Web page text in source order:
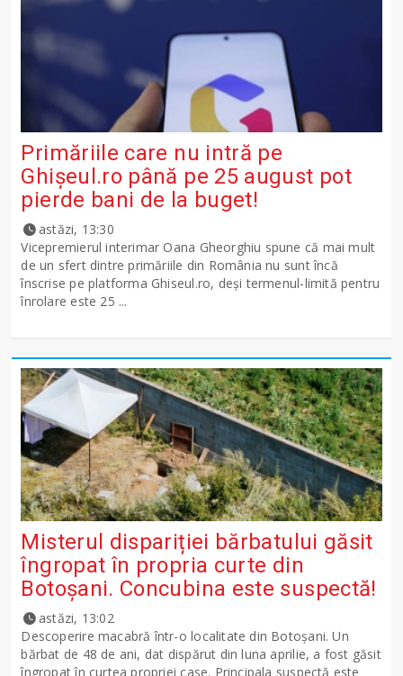
Primăriile care nu intră pe
Ghişeul.ro până pe 25 august pot
pierde bani de la buget!
astăzi, 13:30
Vicepremierul interimar Oana Gheorghiu spune că mai mult
de un sfert dintre primăriile din România nu sunt încă
înscrise pe platforma Ghiseul.ro, deși termenul-limită pentru
înrolare este 25 ...
Misterul dispariției bărbatului găsit
îngropat în propria curte din
Botoșani. Concubina este suspectă!
astăzi, 13:02
Descoperire macabră într-o localitate din Botoșani. Un
bărbat de 48 de ani, dat dispărut din luna aprilie, a fost găsit
îngropat în curtea propriei case. Principala suspectă este